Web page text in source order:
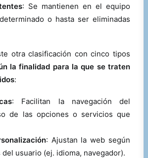
: Se mantienen en el equipo
o hasta ser eliminadas
otra clasificación con cinco tipos
la finalidad para la que se traten
:
: Facilitan la navegación del
de las opciones o servicios que
: Ajustan la web según
usuario (ej. idioma, navegador).